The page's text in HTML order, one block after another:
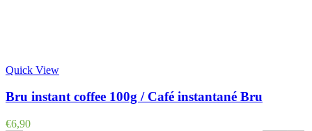
Quick View
Bru instant coffee 100g / Café instantané Bru
€6,90